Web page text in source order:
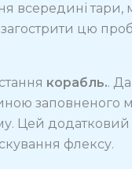
всередині
загострити цю
корабль..
Цей додатковий
флексу.